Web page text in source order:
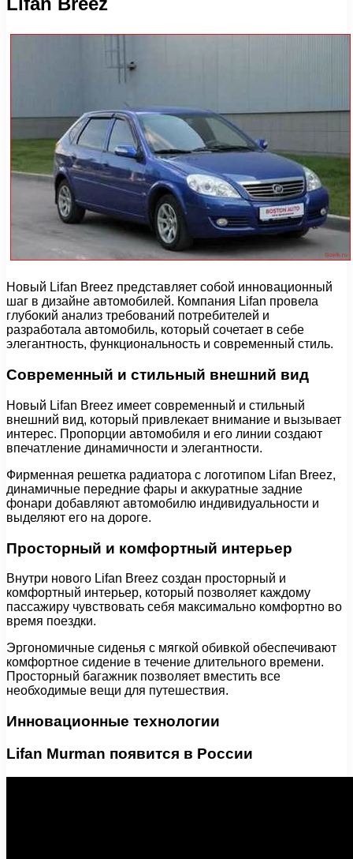
Новый Lifan Breez представляет собой инновационный
шаг в дизайне автомобилей. Компания Lifan провела
глубокий анализ требований потребителей и
разработала автомобиль, который сочетает в себе
элегантность, функциональность и современный стиль.
Современный и стильный внешний вид
Новый Lifan Breez имеет современный и стильный
внешний вид, который привлекает внимание и вызывает
интерес. Пропорции автомобиля и его линии создают
впечатление динамичности и элегантности.
Фирменная решетка радиатора с логотипом Lifan Breez,
динамичные передние фары и аккуратные задние
фонари добавляют автомобилю индивидуальности и
выделяют его на дороге.
Просторный и комфортный интерьер
Внутри нового Lifan Breez создан просторный и
комфортный интерьер, который позволяет каждому
пассажиру чувствовать себя максимально комфортно во
время поездки.
Эргономичные сиденья с мягкой обивкой обеспечивают
комфортное сидение в течение длительного времени.
Просторный багажник позволяет вместить все
необходимые вещи для путешествия.
Инновационные технологии
Lifan Murman появится в России